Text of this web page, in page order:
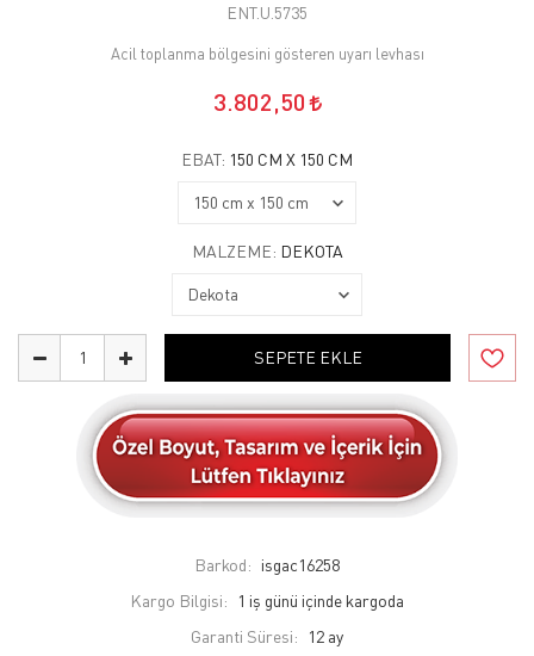
ENT.U.5735
Acil toplanma bölgesini gösteren uyarı levhası
3.802,50
EBAT: 150 CM X 150 CM
MALZEME: DEKOTA
SEPETE EKLE
Barkod: isgac16258
Kargo Bilgisi:
1 iş günü içinde kargoda
Garanti Süresi:
12 ay